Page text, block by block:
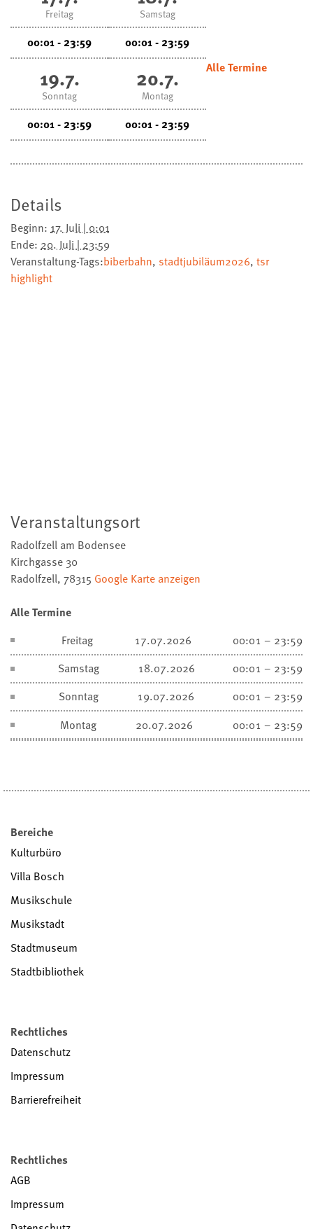
Freitag
00:01 - 23:59
Samstag
00:01 - 23:59
19.7.
Sonntag
00:01 - 23:59
20.7.
Montag
00:01 - 23:59
Alle Termine
Details
Beginn: 17. Juli | 0:01
Ende: 20. Juli | 23:59
Veranstaltung-Tags:biberbahn, stadtjubiläum2026, tsr
highlight
Veranstaltungsort
Radolfzell am Bodensee
Kirchgasse 30
Radolfzell, 78315 Google Karte anzeigen
Alle Termine
Freitag
17.07.2026
00:01 – 23:59
Samstag
18.07.2026
00:01 – 23:59
Sonntag
19.07.2026
00:01 – 23:59
Montag
20.07.2026 00:01 – 23:59
Bereiche
Kulturbüro
Villa Bosch
Musikschule
Musikstadt
Stadtmuseum
Stadtbibliothek
Rechtliches
Datenschutz
Impressum
Barrierefreiheit
Rechtliches
AGB
Impressum